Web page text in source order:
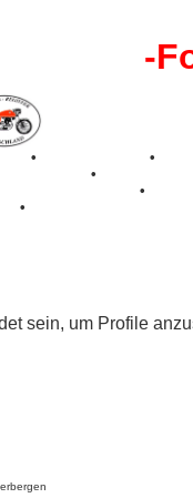
-
• •
•
•
•
sein, um Profile